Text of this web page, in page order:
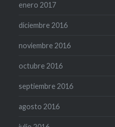
enero 2017
diciembre 2016
noviembre 2016
octubre 2016
septiembre 2016
agosto 2016